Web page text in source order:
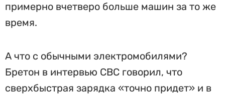
примерно вчетверо больше машин за то же
время.
А что с обычными электромобилями?
Бретон в интервью CBC говорил, что
сверхбыстрая зарядка «точно придет» и в